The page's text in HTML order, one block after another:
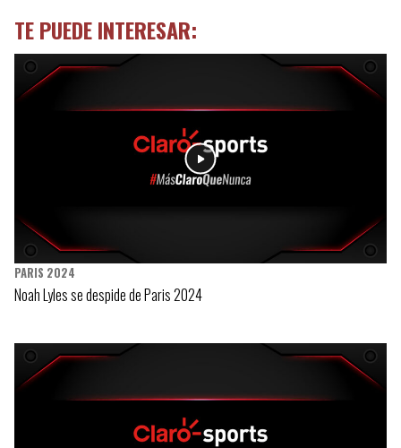
TE PUEDE INTERESAR:
PARIS 2024
Noah Lyles se despide de Paris 2024